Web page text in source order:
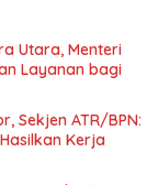
Utara, Menteri
Layanan bagi
Sekjen ATR/BPN:
Kerja